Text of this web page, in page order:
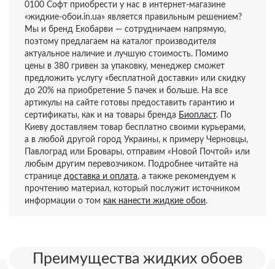
0100 Софт приобрести у нас в интернет-магазине
«жидкие-обои.in.ua» является правильным решением?
Мы и бренд Екобарви — сотрудничаем напрямую,
поэтому предлагаем на каталог производителя
актуальное наличие и лучшую стоимость. Помимо
цены в 380 гривен за упаковку, менеджер сможет
предложить услугу «бесплатной доставки» или скидку
до 20% на приобретение 5 пачек и больше. На все
артикулы на сайте готовы предоставить гарантию и
сертификаты, как и на товары бренда Биопласт. По
Киеву доставляем товар бесплатно своими курьерами,
а в любой другой город Украины, к примеру Черновцы,
Павлоград или Бровары, отправим «Новой Почтой» или
любым другим перевозчиком. Подробнее читайте на
странице доставка и оплата, а также рекомендуем к
прочтению материал, который послужит источником
информации о том как нанести жидкие обои.
Преимущества жидких обоев